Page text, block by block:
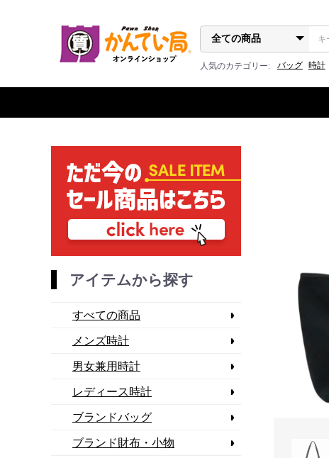
人気のカテゴリー: バッグ 時計
アイテムから探す
すべての商品
メンズ時計
男女兼用時計
レディース時計
ブランドバッグ
ブランド財布・小物